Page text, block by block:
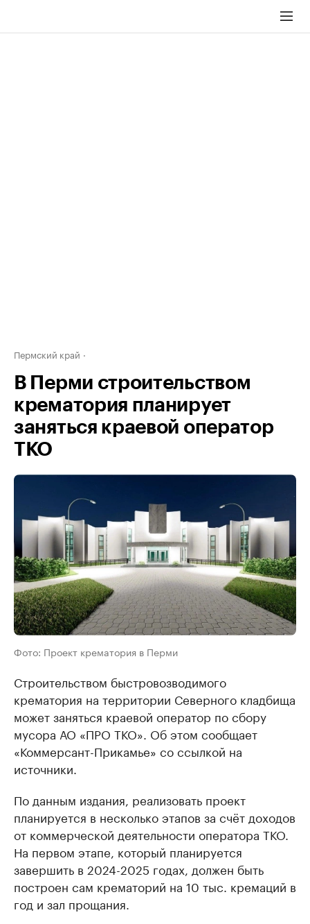
Пермский край
В Перми строительством
крематория планирует
заняться краевой оператор
ТКО
Фото: Проект крематория в Перми
Строительством быстровозводимого
крематория на территории Северного кладбища
может заняться краевой оператор по сбору
мусора АО «ПРО ТКО». Об этом сообщает
«Коммерсант-Прикамье» со ссылкой на
источники.
По данным издания, реализовать проект
планируется в несколько этапов за счёт доходов
от коммерческой деятельности оператора ТКО.
На первом этапе, который планируется
завершить в 2024-2025 годах, должен быть
построен сам крематорий на 10 тыс. кремаций в
год и зал прощания.